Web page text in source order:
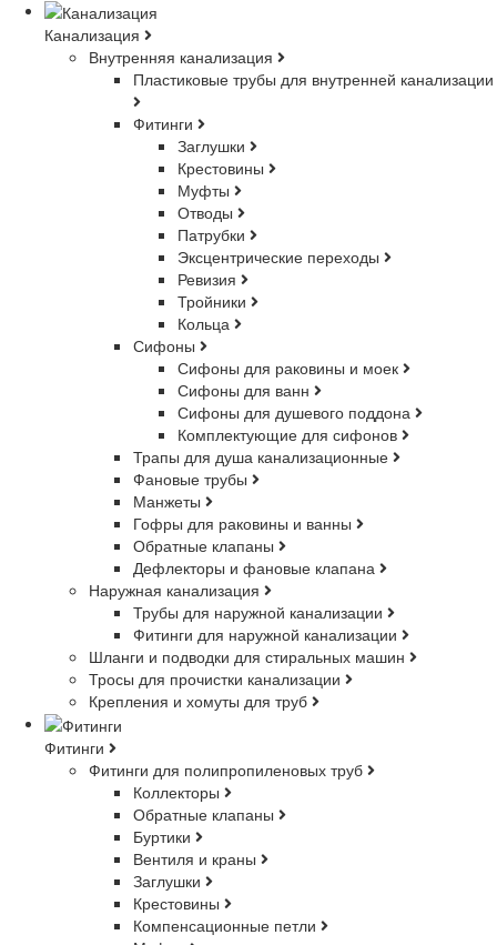
Канализация
Внутренняя канализация
Пластиковые трубы для внутренней канализации
Фитинги
Заглушки
Крестовины
Муфты
Отводы
Патрубки
Эксцентрические переходы
Ревизия
Тройники
Кольца
Сифоны
Сифоны для раковины и моек
Сифоны для ванн
Сифоны для душевого поддона
Комплектующие для сифонов
Трапы для душа канализационные
Фановые трубы
Манжеты
Гофры для раковины и ванны
Обратные клапаны
Дефлекторы и фановые клапана
Наружная канализация
Трубы для наружной канализации
Фитинги для наружной канализации
Шланги и подводки для стиральных машин
Тросы для прочистки канализации
Крепления и хомуты для труб
Фитинги
Фитинги для полипропиленовых труб
Коллекторы
Обратные клапаны
Буртики
Вентиля и краны
Заглушки
Крестовины
Компенсационные петли